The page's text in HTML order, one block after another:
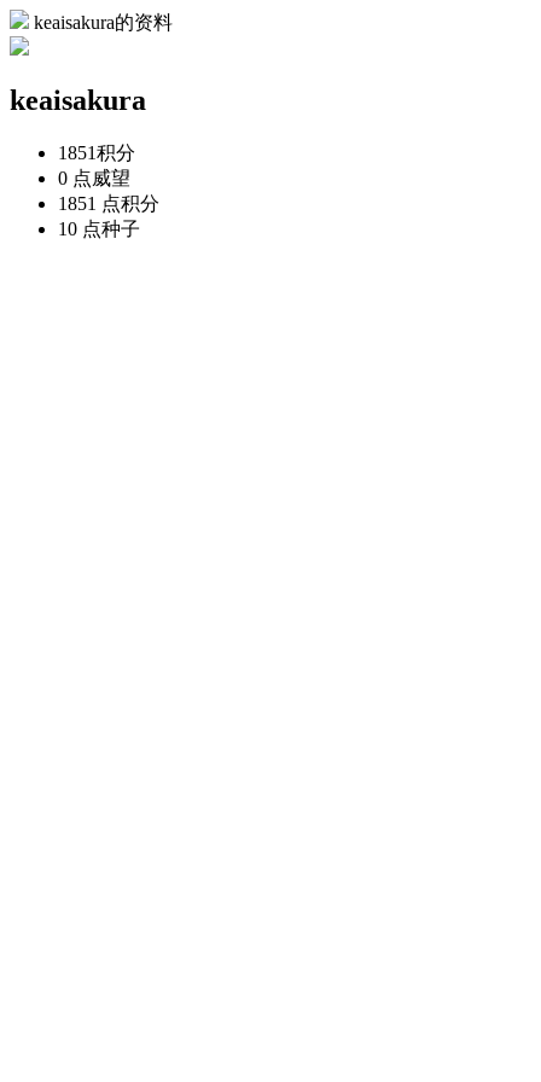
keaisakura的资料
keaisakura
1851积分
0 点威望
1851 点积分
10 点种子